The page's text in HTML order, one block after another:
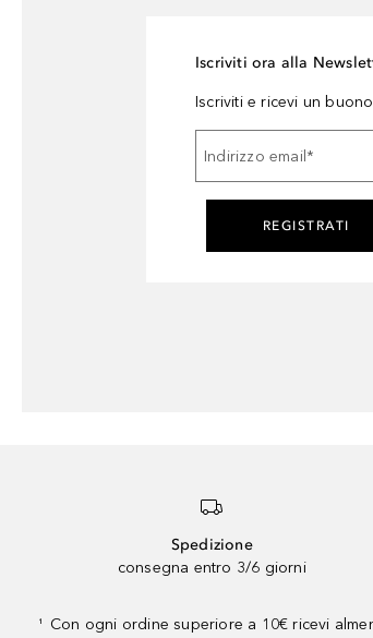
Iscriviti ora alla
Iscriviti e ricevi un
Indirizzo email *
REGISTRATI
Spedizione
consegna entro 3/6 giorni
¹ Con ogni ordine superiore a 10€ ricevi